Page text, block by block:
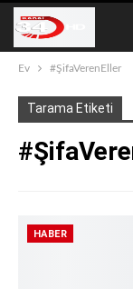
Ev #ŞifaVerenEller
Tarama Etiketi
HABER